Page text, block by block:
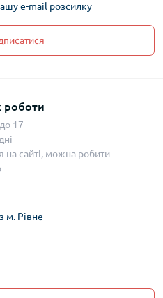
e-mail розсилку
роботи
17
на сайті, можна робити
м. Рівне